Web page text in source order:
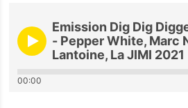
Emission Dig Dig
- Pepper White, Marc
Lantoine, La JIMI 2021
00:00